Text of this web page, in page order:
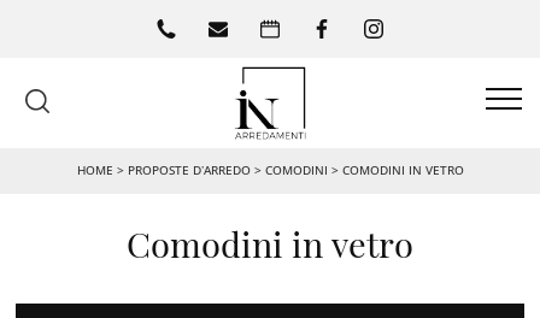
HOME > PROPOSTE D’ARREDO> COMODINI > COMODINI IN VETRO
Comodini in vetro